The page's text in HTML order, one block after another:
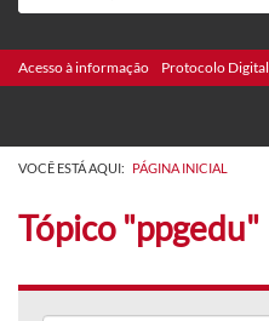
Acesso à informação Protocolo Digital
VOCÊ ESTÁ AQUI: PÁGINA INICIAL
Tópico "ppgedu"